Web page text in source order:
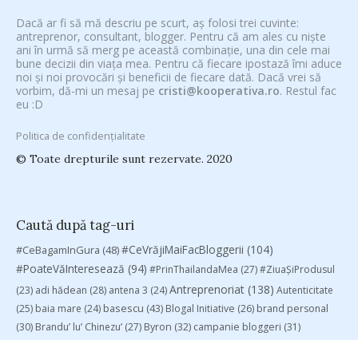
Dacă ar fi să mă descriu pe scurt, aș folosi trei cuvinte:
antreprenor, consultant, blogger. Pentru că am ales cu niște
ani în urmă să merg pe această combinație, una din cele mai
bune decizii din viața mea. Pentru că fiecare ipostază îmi aduce
noi și noi provocări și beneficii de fiecare dată. Dacă vrei să
vorbim, dă-mi un mesaj pe cristi@kooperativa.ro. Restul fac
eu :D
Politica de confidențialitate
© Toate drepturile sunt rezervate. 2020
Caută după tag-uri
#CeBagamInGura (48)#CeVrăjiMaiFacBloggerii (104)
#PoateVăInteresează (94) #PrinThailandaMea (27)#ZiuaȘiProdusul
(23) adi hădean (28) antena 3 (24)Antreprenoriat (138) Autenticitate
(25) baia mare (24) basescu (43) Blogal Initiative (26) brand personal
(30) Brandu’ lu’ Chinezu’ (27) Byron (32) campanie bloggeri (31)